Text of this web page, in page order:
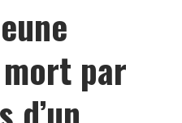
par